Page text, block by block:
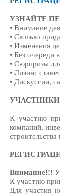
УЗНАЙТЕ
• Внимание
• Сколько
• Изменения
• Без очереди
• Сюрпризы
• Лизинг
• Дискуссии,
УЧАСТНИКИ
К участию
компаний,
Внимание!!!
К участию
Для участия